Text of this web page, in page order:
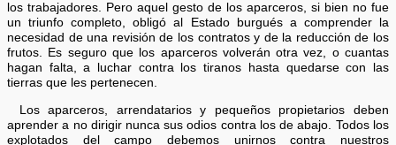
los trabajadores. Pero aquel gesto de los aparceros, si bien no fue
un triunfo completo, obligó al Estado burgués a comprender la
necesidad de una revisión de los contratos y de la reducción de los
frutos. Es seguro que los aparceros volverán otra vez, o cuantas
hagan falta, a luchar contra los tiranos hasta quedarse con las
tierras que les pertenecen.
Los aparceros, arrendatarios y pequeños propietarios deben
aprender a no dirigir nunca sus odios contra los de abajo. Todos los
explotados del campo debemos unirnos contra nuestros